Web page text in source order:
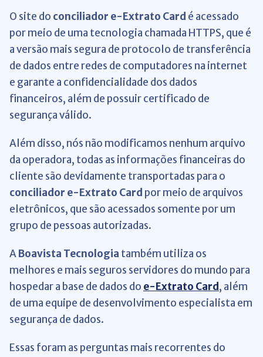
O site do conciliador e-Extrato Card é acessado
por meio de uma tecnologia chamada HTTPS, que é
a versão mais segura de protocolo de transferência
de dados entre redes de computadores na internet
e garante a confidencialidade dos dados
financeiros, além de possuir certificado de
segurança válido.
Além disso, nós não modificamos nenhum arquivo
da operadora, todas as informações financeiras do
cliente são devidamente transportadas para o
conciliador e-Extrato Card por meio de arquivos
eletrônicos, que são acessados somente por um
grupo de pessoas autorizadas.
ABoavista Tecnologia também utiliza os
melhores e mais seguros servidores do mundo para
hospedar a base de dados do e-Extrato Card, além
de uma equipe de desenvolvimento especialista em
segurança de dados.
Essas foram as perguntas mais recorrentes do